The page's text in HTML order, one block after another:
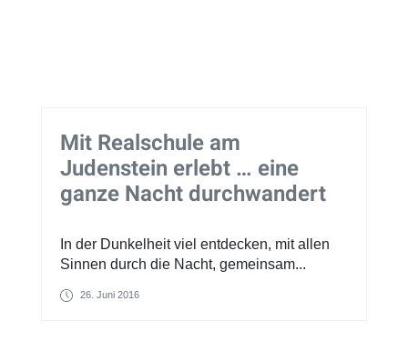
Mit Realschule am
Judenstein erlebt … eine
ganze Nacht durchwandert
In der Dunkelheit viel entdecken, mit allen
Sinnen durch die Nacht, gemeinsam...
26. Juni 2016